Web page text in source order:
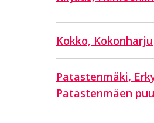
Kokko, Kokonharju
Patastenmäki,
Patastenmäen